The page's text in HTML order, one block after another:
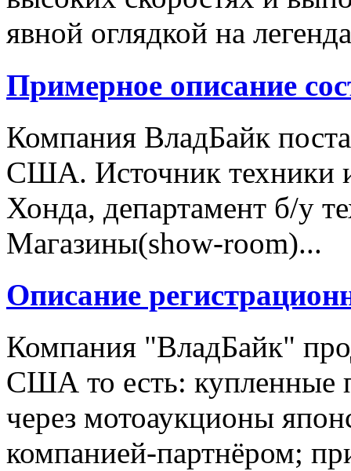
явной оглядкой на
Примерное описание
Компания ВладБайк
США. Источник техники
Хонда, департамент б/у
Магазины(show-room)...
Описание
Компания "ВладБайк"
США то есть: купленные
через мотоаукционы
компанией-партнёром;